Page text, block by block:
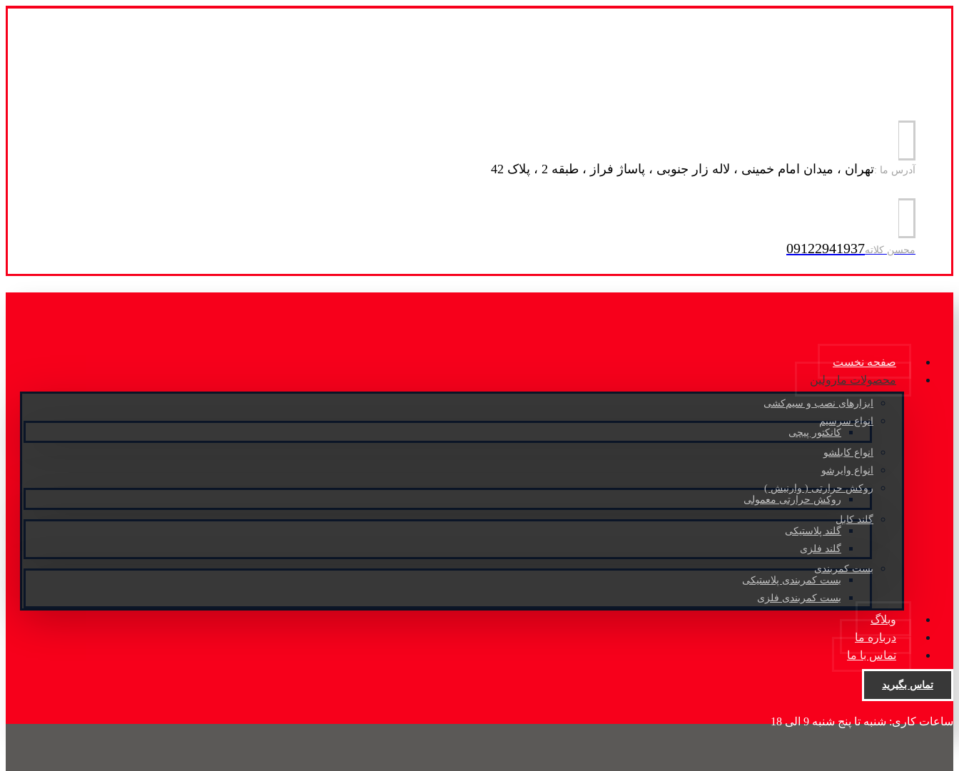
آدرس ما :تهران ، میدان امام خمینی ، لاله زار جنوبی ، پاساژ فراز ، طبقه 2 ، پلاک 42
محسن کلاته09122941937
صفحه نخست
محصولات مارولین
ابزارهای نصب و سیم‌کشی
انواع سرسیم
کانکتور پیچی
انواع کابلشو
انواع وایرشو
روکش حرارتی ( وارنیش )
روکش حرارتی معمولی
گلند کابل
گلند پلاستیکی
گلند فلزی
بست کمربندی
بست کمربندی پلاستیکی
بست کمربندی فلزی
وبلاگ
درباره ما
تماس با ما
تماس بگیرید
ساعات کاری: شنبه تا پنج شنبه 9 الی 18